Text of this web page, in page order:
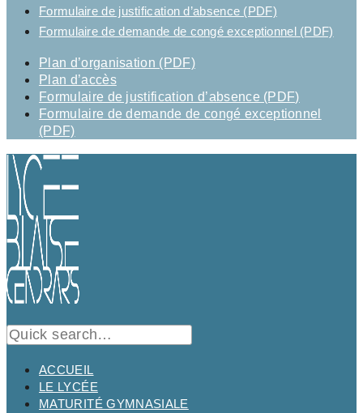
Formulaire de justification d’absence (PDF)
Formulaire de demande de congé exceptionnel (PDF)
Plan d’organisation (PDF)
Plan d’accès
Formulaire de justification d’absence (PDF)
Formulaire de demande de congé exceptionnel
(PDF)
ACCUEIL
LE LYCÉE
MATURITÉ GYMNASIALE